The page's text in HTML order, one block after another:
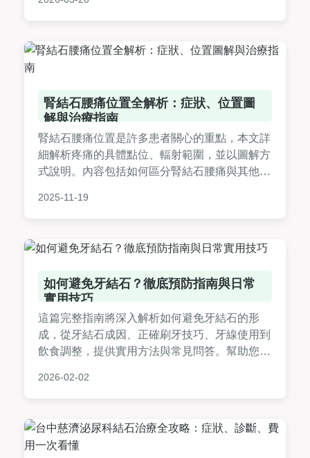
決策。
腎結石腰痛位置全解析：症狀、位置圖
解與治療指南
腎結石腰痛位置是許多患者關心的重點，本文詳
細解析疼痛的具體點位、輻射範圍，並以圖解方
式說明。內容包括如何區分腎結石腰痛與其他腰
到手術，以及實用預防建議。附常見問答，解答
2025-11-19
如何避免牙結石？徹底預防指南與日常
實用技巧
這篇完整指南將深入解析如何避免牙結石的形
成，從牙結石成因、正確刷牙技巧、牙線使用到
飲食調整，提供實用方法與常見問答。幫助您從
康。內容包含個人經驗分享與專業建議，適合所
2026-02-02